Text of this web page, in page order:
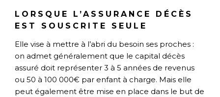
LORSQUE L’ASSURANCE DÉCÈS
EST SOUSCRITE SEULE
Elle vise à mettre à l’abri du besoin ses proches :
on admet généralement que le capital décès
assuré doit représenter 3 à 5 années de revenus
ou 50 à 100 000€ par enfant à charge. Mais elle
peut également être mise en place dans le but de